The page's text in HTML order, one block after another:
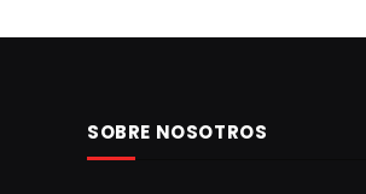
SOBRE NOSOTROS